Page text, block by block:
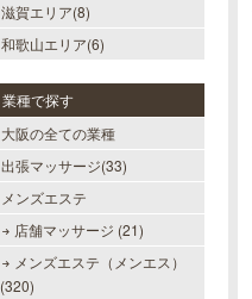
滋賀エリア(8)
和歌山エリア(6)
業種で探す
大阪の全ての業種
出張マッサージ(33)
メンズエステ
店舗マッサージ (21)
メンズエステ（メンエス）
(320)